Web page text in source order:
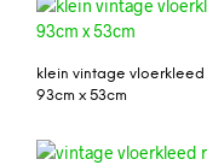
klein vintage vloerkleed
93cm x 53cm